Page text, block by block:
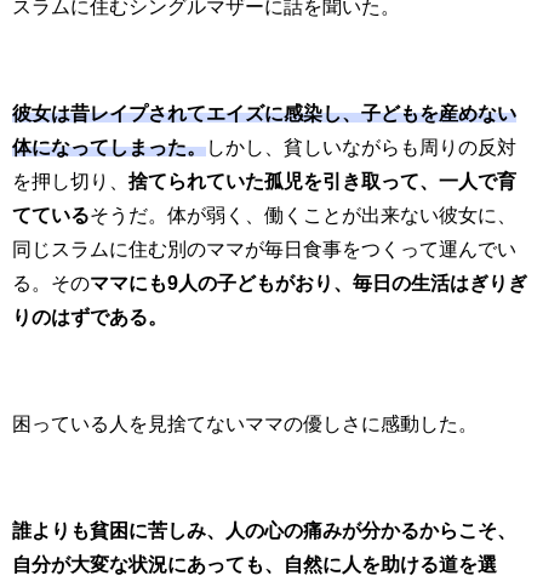
スラムに住むシングルマザーに話を聞いた。
彼女は昔レイプされてエイズに感染し、子どもを産めない
体になってしまった。しかし、貧しいながらも周りの反対
を押し切り、 捨てられていた孤児を引き取って、一人で育
てているそうだ。体が弱く、働くことが出来ない彼女に、
同じスラムに住む別のママが毎日食事をつくって運んでい
る。そのママにも9人の子どもがおり、毎日の生活はぎりぎ
りのはずである。
困っている人を見捨てないママの優しさに感動した。
誰よりも貧困に苦しみ、人の心の痛みが分かるからこそ、
自分が大変な状況にあっても、自然に人を助ける道を選